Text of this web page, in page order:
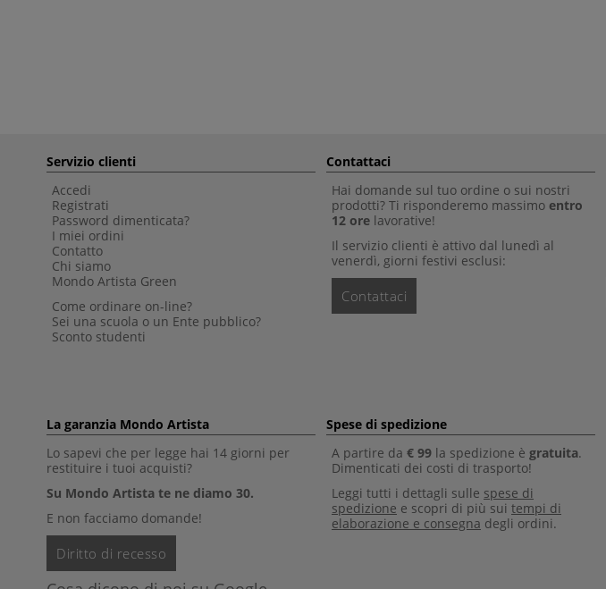
Servizio clienti
Accedi
Registrati
Password dimenticata?
I miei ordini
Contatto
Chi siamo
Mondo Artista Green
Come ordinare on-line?
Sei una scuola o un Ente pubblico?
Sconto studenti
Contattaci
Hai domande sul tuo ordine o sui nostri
prodotti? Ti risponderemo massimo entro
12 ore lavorative!
Il servizio clienti è attivo dal lunedì al
venerdì, giorni festivi esclusi:
Contattaci
La garanzia Mondo Artista
Lo sapevi che per legge hai 14 giorni per
restituire i tuoi acquisti?
Su Mondo Artista te ne diamo 30.
E non facciamo domande!
Diritto di recesso
Spese di spedizione
A partire da € 99 la spedizione è gratuita.
Dimenticati dei costi di trasporto!
Leggi tutti i dettagli sulle spese di
spedizione e scopri di più sui tempi di
elaborazione e consegna degli ordini.